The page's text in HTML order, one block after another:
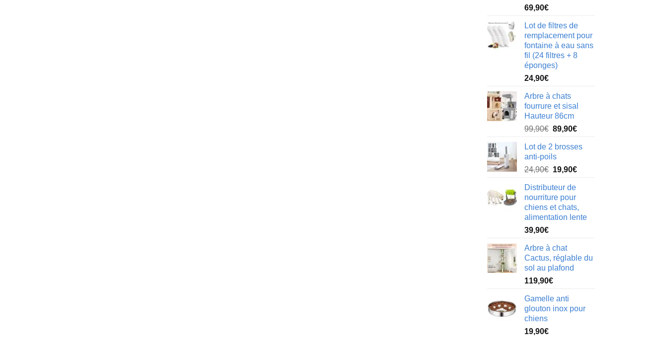
69,90€
Lot de filtres de
remplacement pour
fontaine à eau sans
fil (24 filtres + 8
éponges)
24,90€
Arbre à chats
fourrure et sisal
Hauteur 86cm
99,90€ Le
initial
était :
99,90€.
89,90€Le
actuel
89,90€.
Lot de 2 brosses
anti-poils
24,90€ Le
initial
était :
24,90€.
19,90€Le
19,90€.
Distributeur de
nourriture pour
chiens et chats,
alimentation lente
39,90€
Arbre à chat
Cactus, réglable du
sol au plafond
119,90€
Gamelle anti
glouton inox pour
chiens
19,90€